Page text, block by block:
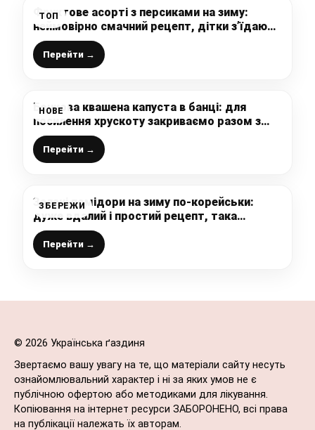
ТОП
Фруктове асорті з персиками на зиму:
неймовірно смачний рецепт, дітки з’їдають
миттєво
Перейти →
НОВЕ
Бочкова квашена капуста в банці: для
посилення хрускоту закриваємо разом з
яблуком
Перейти →
ЗБЕРЕЖИ
Зелені помідори на зиму по-корейськи:
дуже вдалий і простий рецепт, така
смакота, що неможливо відірватись, хто
приготує – не пошкодує
Перейти →
© 2026 Українська ґаздиня
Звертаємо вашу увагу на те, що матеріали сайту несуть
ознайомлювальний характер і ні за яких умов не є
публічною офертою або методиками для лікування.
Копіювання на інтернет ресурси ЗАБОРОНЕНО, всі права
на публікації належать їх авторам.